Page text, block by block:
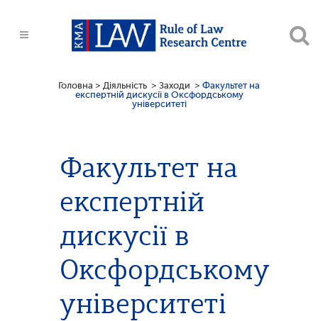
Головна > Діяльність > Заходи > Факультет на
експертній дискусії в Оксфордському
університеті
Факультет на
експертній
дискусії в
Оксфордському
університеті